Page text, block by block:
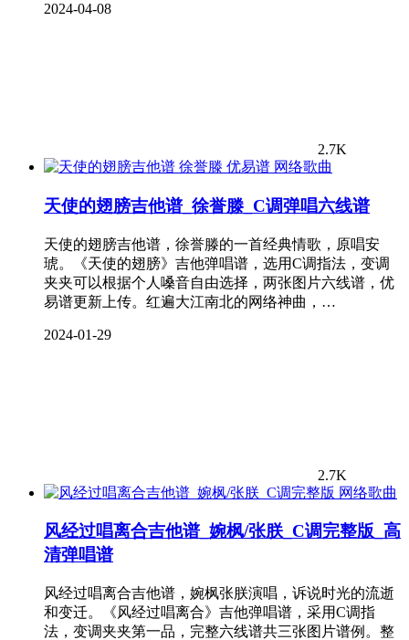
2024-04-08
2.7K
网络歌曲
天使的翅膀吉他谱_徐誉滕_C调弹唱六线谱
天使的翅膀吉他谱，徐誉滕的一首经典情歌，原唱安
琥。《天使的翅膀》吉他弹唱谱，选用C调指法，变调
夹夹可以根据个人嗓音自由选择，两张图片六线谱，优
易谱更新上传。红遍大江南北的网络神曲，…
2024-01-29
2.7K
网络歌曲
风经过唱离合吉他谱_婉枫/张朕_C调完整版_高
清弹唱谱
风经过唱离合吉他谱，婉枫张朕演唱，诉说时光的流逝
和变迁。《风经过唱离合》吉他弹唱谱，采用C调指
法，变调夹夹第一品，完整六线谱共三张图片谱例。整